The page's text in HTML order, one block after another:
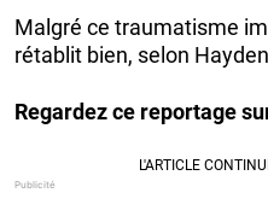
Malgré ce traumatisme
rétablit bien, selon
Regardez ce reportage